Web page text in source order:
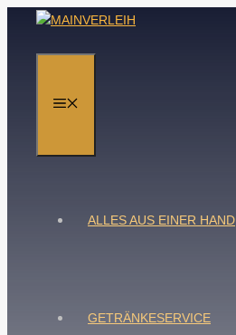
ALLES AUS EINER HAND
GETRÄNKESERVICE